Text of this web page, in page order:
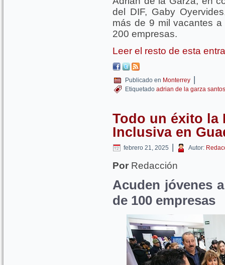
del DIF, Gaby
más de 9 mil vacantes
200 empresas.
Leer el resto de esta
Publicado en Monterrey |
Etiquetado adrian de la garza santos
Todo un éxito la
Inclusiva en
febrero 21, 2025 | Autor:
Por Redacción
Acuden jóvenes
de 100 empresas